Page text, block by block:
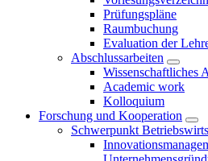
Prüfungspläne
Raumbuchung
Evaluation der
Abschlussarbeiten
Wissenschaftliches
Academic work
Kolloquium
Forschung und Kooperation
Schwerpunkt